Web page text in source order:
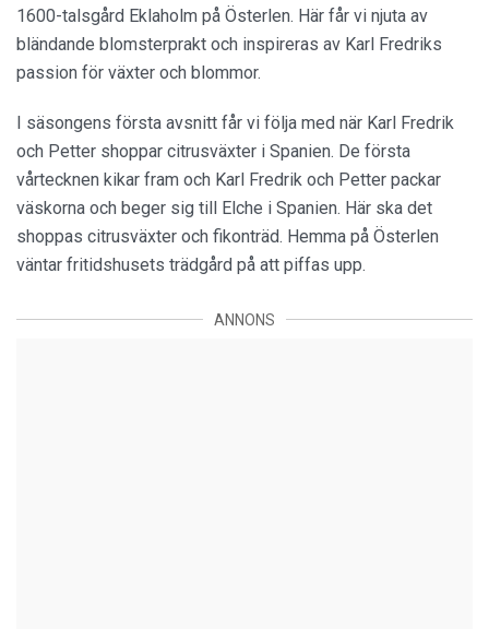
1600-talsgård Eklaholm på Österlen. Här får vi njuta av
bländande blomsterprakt och inspireras av Karl Fredriks
passion för växter och blommor.
I säsongens första avsnitt får vi följa med när Karl Fredrik
och Petter shoppar citrusväxter i Spanien. De första
vårtecknen kikar fram och Karl Fredrik och Petter packar
väskorna och beger sig till Elche i Spanien. Här ska det
shoppas citrusväxter och fikonträd. Hemma på Österlen
väntar fritidshusets trädgård på att piffas upp.
ANNONS